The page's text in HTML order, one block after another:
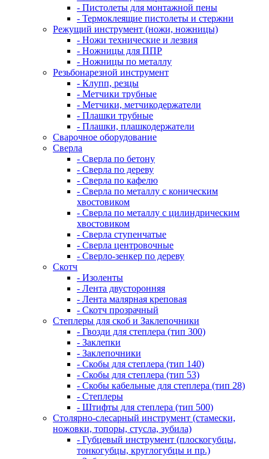
- Пистолеты для монтажной пены
- Термоклеящие пистолеты и стержни
Режущий инструмент (ножи, ножницы)
- Ножи технические и лезвия
- Ножницы для ППР
- Ножницы по металлу
Резьбонарезной инструмент
- Клупп, резцы
- Метчики трубные
- Метчики, метчикодержатели
- Плашки трубные
- Плашки, плашкодержатели
Сварочное оборудование
Сверла
- Сверла по бетону
- Сверла по дереву
- Сверла по кафелю
- Сверла по металлу с коническим
хвостовиком
- Сверла по металлу с цилиндрическим
хвостовиком
- Сверла ступенчатые
- Сверла центровочные
- Сверло-зенкер по дереву
Скотч
- Изоленты
- Лента двусторонняя
- Лента малярная креповая
- Скотч прозрачный
Степлеры для скоб и Заклепочники
- Гвозди для степлера (тип 300)
- Заклепки
- Заклепочники
- Скобы для степлера (тип 140)
- Скобы для степлера (тип 53)
- Скобы кабельные для степлера (тип 28)
- Степлеры
- Штифты для степлера (тип 500)
Столярно-слесарный инструмент (стамески,
ножовки, топоры, стусла, зубила)
- Губцевый инструмент (плоскогубцы,
тонкогубцы, круглогубцы и пр.)